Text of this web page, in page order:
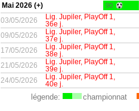
Mai 2026 (+) 90
03/05/2026
Lig. Jupiler, PlayOff 1,
36e j.
09/05/2026
Lig. Jupiler, PlayOff 1,
37e j.
17/05/2026
Lig. Jupiler, PlayOff 1,
38e j.
21/05/2026
Lig. Jupiler, PlayOff 1,
39e j.
24/05/2026
Lig. Jupiler, PlayOff 1,
40e j.
légende: championnat